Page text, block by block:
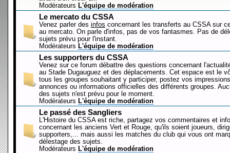
Modérateurs L'équipe de modération
Le mercato du CSSA
Venez parler des infos concernant les transferts au CSSA sur
au mercato. On parle d'infos, pas de vos fantasmes. Pas de
sujets prévu pour l'instant.
Modérateurs L'équipe de modération
Les supporters du CSSA
Venez sur ce forum débattre des questions concernant
au Stade Dugauguez et des déplacements. Cet espace est le
tous les groupes souhaitant y participer, postez vos
annonces ou informations officielles des différents groupes.
des sujets n'est prévu pour le moment.
Modérateurs L'équipe de modération
Le passé des Sangliers
L'Histoire du CSSA est riche, partagez vos commentaires et
concernant les anciens Vert et Rouge, qu'ils soient joueurs,
supporters,... mais aussi les matches du club qui vous ont
délestage des sujets.
Modérateurs L'équipe de modération